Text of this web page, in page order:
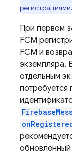
регистрациями.
При первом
FCM
FCM и
экземпляра.
отдельным
потребуется
обновленный